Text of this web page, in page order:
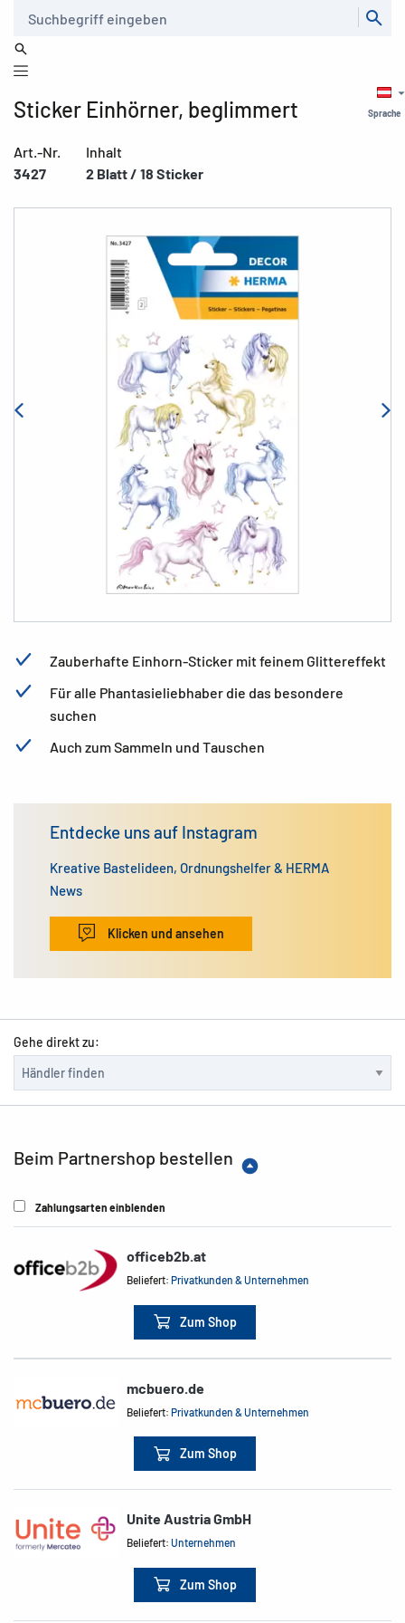
Sprache
Sticker Einhörner, beglimmert
Art.-Nr.
3427
Inhalt
2 Blatt / 18 Sticker
Zauberhafte Einhorn-Sticker mit feinem Glittereffekt
Für alle Phantasieliebhaber die das besondere
suchen
Auch zum Sammeln und Tauschen
Entdecke uns auf Instagram
Kreative Bastelideen, Ordnungshelfer & HERMA
News
Klicken und ansehen
Gehe direkt zu:
Beim Partnershop bestellen
Zahlungsarten einblenden
officeb2b.at
Beliefert:Privatkunden & Unternehmen
Zum Shop
mcbuero.de
Beliefert:Privatkunden & Unternehmen
Zum Shop
Unite Austria GmbH
Beliefert:Unternehmen
Zum Shop